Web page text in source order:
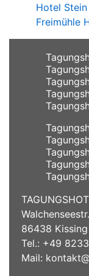
Hotel Stein
Freimühle
86438 Kissing
Tel.: +49
Mail: